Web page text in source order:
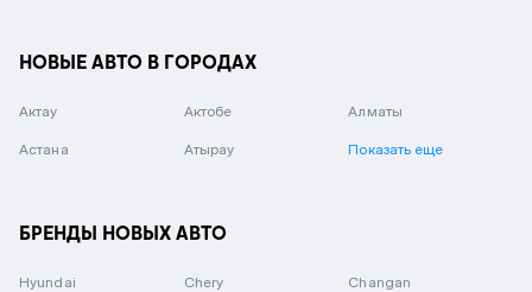
НОВЫЕ АВТО В ГОРОДАХ
Актау Актобе Алматы
Астана Атырау Показать еще
БРЕНДЫ НОВЫХ АВТО
Hyundai Chery Changan